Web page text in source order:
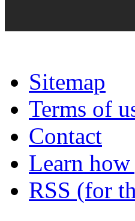
Sitemap
Terms of
Contact
Learn
RSS (for